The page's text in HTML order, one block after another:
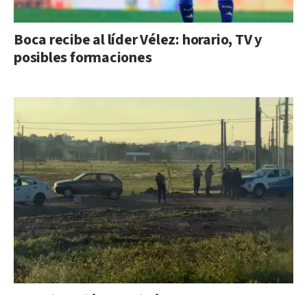
Boca recibe al líder Vélez: horario, TV y
posibles formaciones